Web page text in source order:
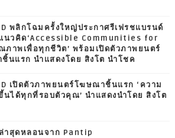
พลิกโฉมครั้งใหญ่ประกาศรีเฟรชแบรนด์
นวคิด‘Accessible Communities for
ภาพเพื่อทุกชีวิต’ พร้อมเปิดตัวภาพยนตร์
นแรก นำแสดงโดย สิงโต นำโชค
เปิดตัวภาพยนตร์โฆษณาชิ้นแรก ‘ความ
นได้ทุกที่รอบตัวคุณ’ นำแสดงนำโดย สิงโต
ล่าสุดหลอนจาก Pantip